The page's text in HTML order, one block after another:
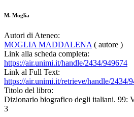
M. Moglia
Autori di Ateneo:
MOGLIA MADDALENA ( autore )
Link alla scheda completa:
https://air.unimi.it/handle/2434/949674
Link al Full Text:
https://air.unimi.it/retrieve/handle/2434/
Titolo del libro:
Dizionario biografico degli italiani. 99:
3